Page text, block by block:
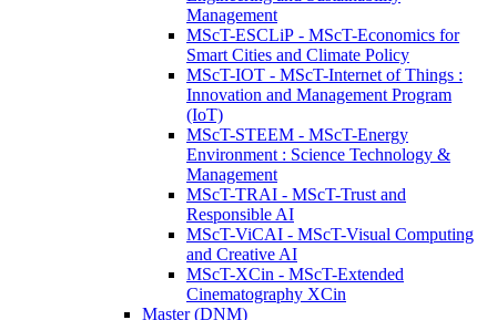
Management
MScT-ESCLiP - MScT-Economics for
Smart Cities and Climate Policy
MScT-IOT - MScT-Internet of Things :
Innovation and Management Program
(IoT)
MScT-STEEM - MScT-Energy
Environment : Science Technology &
Management
MScT-TRAI - MScT-Trust and
Responsible AI
MScT-ViCAI - MScT-Visual Computing
and Creative AI
MScT-XCin - MScT-Extended
Cinematography XCin
Master (DNM)